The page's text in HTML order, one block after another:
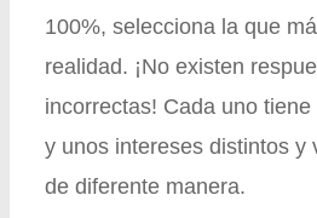
100%, selecciona la que
realidad. ¡No existen
incorrectas! Cada uno
y unos intereses distintos y
de diferente manera.